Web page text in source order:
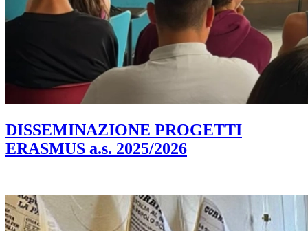
DISSEMINAZIONE PROGETTI
ERASMUS a.s. 2025/2026